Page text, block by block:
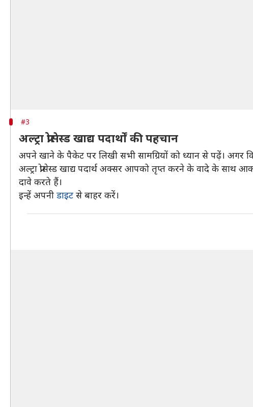
#3
अल्ट्रा प्रोसेस्ड खाद्य पदार्थों की पहचान
अपने खाने के पैकेट पर लिखी सभी सामग्रियों को ध्यान से पढ़ें। अगर
अल्ट्रा प्रोसेस्ड खाद्य पदार्थ अक्सर आपको तृप्त करने के वादे के
दावे करते हैं।
इन्हें अपनी डाइट से बाहर करें।